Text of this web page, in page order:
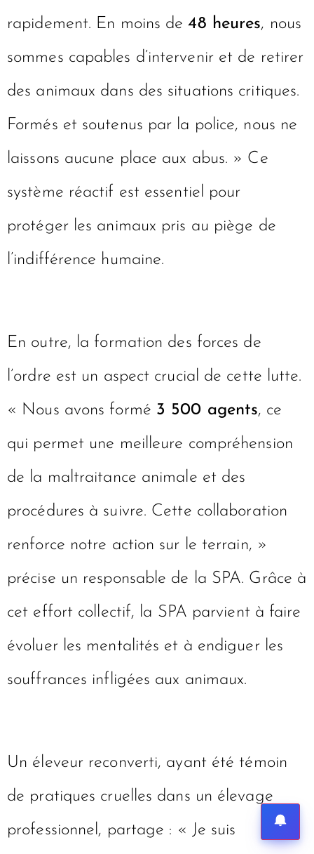
rapidement. En moins de48 heures, nous
sommes capables d’intervenir et de retirer
des animaux dans des situations critiques.
Formés et soutenus par la police, nous ne
laissons aucune place aux abus. » Ce
système réactif est essentiel pour
protéger les animaux pris au piège de
l’indifférence humaine.
En outre, la formation des forces de
l’ordre est un aspect crucial de cette lutte.
« Nous avons formé 3 500 agents, ce
qui permet une meilleure compréhension
de la maltraitance animale et des
procédures à suivre. Cette collaboration
renforce notre action sur le terrain, »
précise un responsable de la SPA. Grâce à
cet effort collectif, la SPA parvient à faire
évoluer les mentalités et à endiguer les
souffrances infligées aux animaux.
Un éleveur reconverti, ayant été témoin
de pratiques cruelles dans un élevage
professionnel, partage : « Je suis